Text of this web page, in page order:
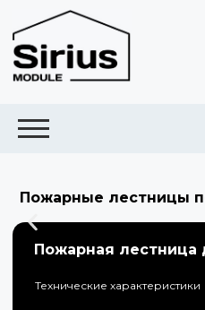
Пожарные лестницы
Пожарная лестница
Технические характеристики